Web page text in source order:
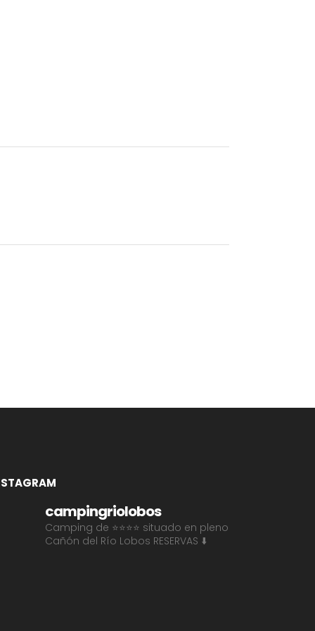
campingriolobos
Camping de ⭐⭐⭐⭐ situado en pleno
Cañón del Río Lobos RESERVAS ⬇️